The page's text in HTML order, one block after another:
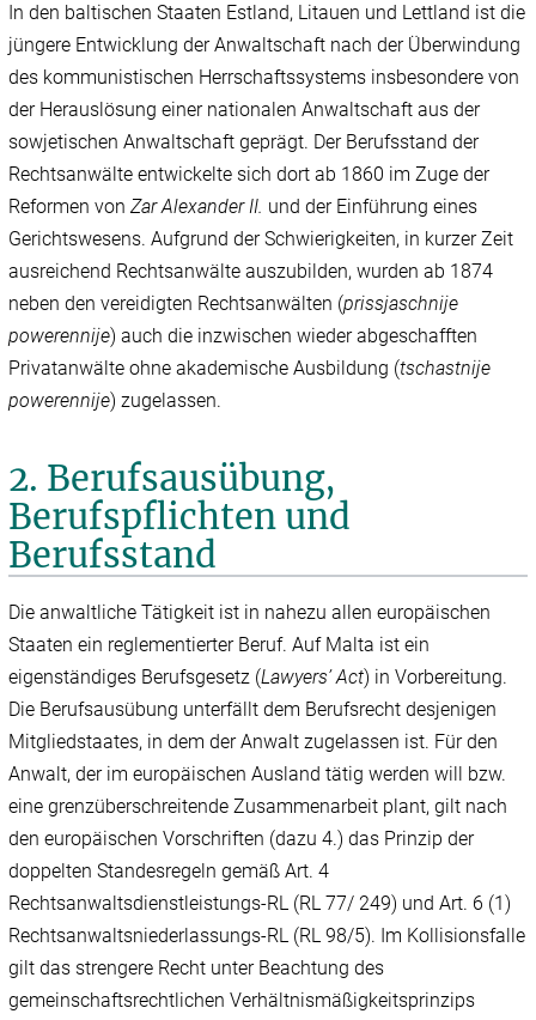
In den baltischen Staaten Estland, Litauen und Lettland ist die
jüngere Entwicklung der Anwaltschaft nach der Überwindung
des kommunistischen Herrschaftssystems insbesondere von
der Herauslösung einer nationalen Anwaltschaft aus der
sowjetischen Anwaltschaft geprägt. Der Berufsstand der
Rechtsanwälte entwickelte sich dort ab 1860 im Zuge der
Reformen vonZar Alexander II. und der Einführung eines
Gerichtswesens. Aufgrund der Schwierigkeiten, in kurzer Zeit
ausreichend Rechtsanwälte auszubilden, wurden ab 1874
neben den vereidigten Rechtsanwälten (prissjaschnije
powerennije) auch die inzwischen wieder abgeschafften
Privatanwälte ohne akademische Ausbildung (tschastnije
powerennije) zugelassen.
2. Berufsausübung,
Berufspflichten und
Berufsstand
Die anwaltliche Tätigkeit ist in nahezu allen europäischen
Staaten ein reglementierter Beruf. Auf Malta ist ein
eigenständiges Berufsgesetz (Lawyers’ Act) in Vorbereitung.
Die Berufsausübung unterfällt dem Berufsrecht desjenigen
Mitgliedstaates, in dem der Anwalt zugelassen ist. Für den
Anwalt, der im europäischen Ausland tätig werden will bzw.
eine grenzüberschreitende Zusammenarbeit plant, gilt nach
den europäischen Vorschriften (dazu 4.) das Prinzip der
doppelten Standesregeln gemäß Art. 4
Rechtsanwaltsdienstleistungs-RL (RL 77/ 249) und Art. 6 (1)
Rechtsanwaltsniederlassungs-RL (RL 98/5). Im Kollisionsfalle
gilt das strengere Recht unter Beachtung des
gemeinschaftsrechtlichen Verhältnismäßigkeitsprinzips